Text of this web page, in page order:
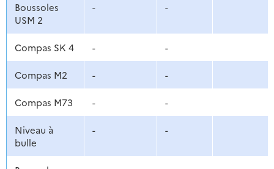
Boussoles
USM 2
- -
Compas SK 4 - -
Compas M2 - -
Compas M73 - -
Niveau à
bulle
- -